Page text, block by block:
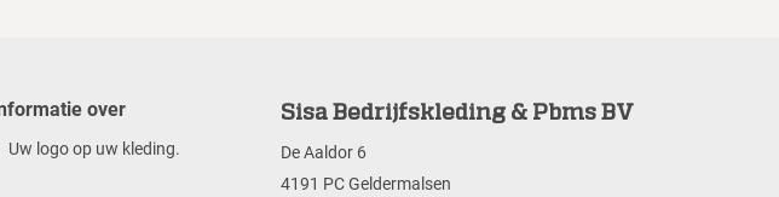
over
Uw logo op uw kleding.
Sisa Bedrijfskleding & Pbms BV
De Aaldor 6
4191 PC Geldermalsen